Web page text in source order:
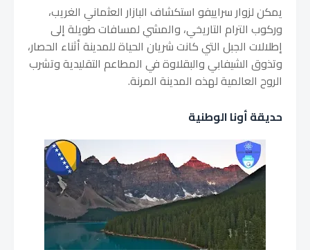
يمكن لزوار سراييفو استكشاف البازار العثماني الغريب،
وركوب الترام التاريخي، والمشي لمسافات طويلة إلى
إطلالات الجبل التي كانت شريان الحياة للمدينة أثناء الحصار،
وتذوق الشيفابي والبقلاوة في المطاعم التقليدية وتشرب
الروح العالمية لهذه المدينة المرنة.
حديقة أونا الوطنية